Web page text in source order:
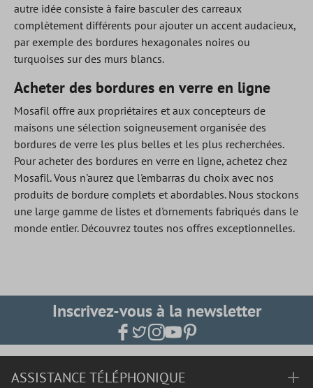
autre idée consiste à faire basculer des carreaux
complètement différents pour ajouter un accent audacieux,
par exemple des bordures hexagonales noires ou
turquoises sur des murs blancs.
Acheter des bordures en verre en ligne
Mosafil offre aux propriétaires et aux concepteurs de
maisons une sélection soigneusement organisée des
bordures de verre les plus belles et les plus recherchées.
Pour acheter des bordures en verre en ligne, achetez chez
Mosafil. Vous n'aurez que l'embarras du choix avec nos
produits de bordure complets et abordables. Nous stockons
une large gamme de listes et d'ornements fabriqués dans le
monde entier. Découvrez toutes nos offres exceptionnelles.
Inscrivez-vous à la newsletter
ASSISTANCE TÉLÉPHONIQUE